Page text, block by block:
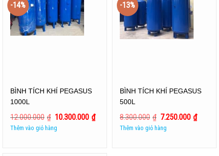
-14%
BÌNH TÍCH KHÍ PEGASUS
1000L
12.000.000 ₫ 10.300.000 ₫
Thêm vào giỏ hàng
-13%
BÌNH TÍCH KHÍ PEGASUS
500L
8.300.000 ₫ 7.250.000 ₫
Thêm vào giỏ hàng